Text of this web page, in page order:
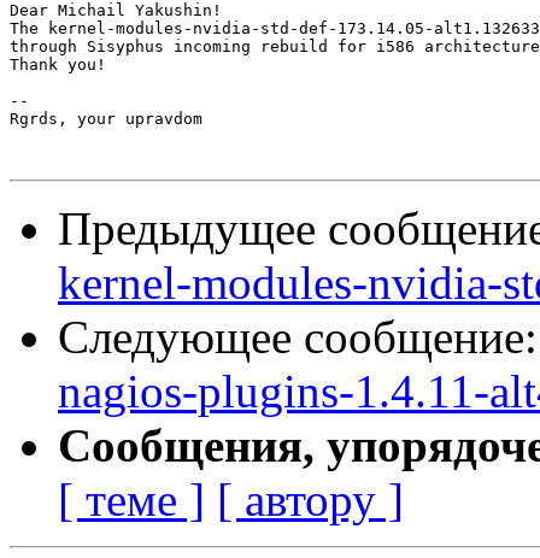
Dear Michail Yakushin!
The kernel-modules-nvidia-std-def-173.14.05-
through Sisyphus incoming rebuild for i586
Thank you!
--
Rgrds, your upravdom
Предыдущее
kernel-modules-nvidia-
Следующее
nagios-plugins-1.4.11-
Сообщения,
[ теме ] [ автору ]